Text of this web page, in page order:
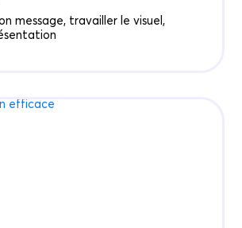
message, travailler le visuel,